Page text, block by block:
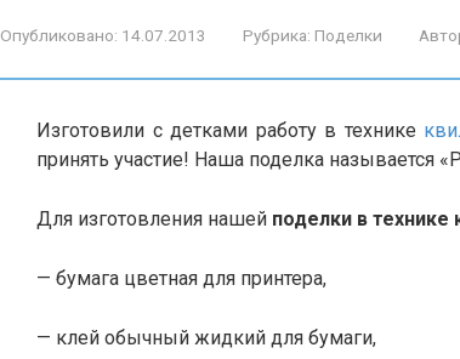
Опубликовано: 14.07.2013 Рубрика: Поделки
Изготовили с детками работу в технике
принять участие! Наша поделка называется
Для изготовления нашей поделки в технике
— бумага цветная для принтера,
— клей обычный жидкий для бумаги,